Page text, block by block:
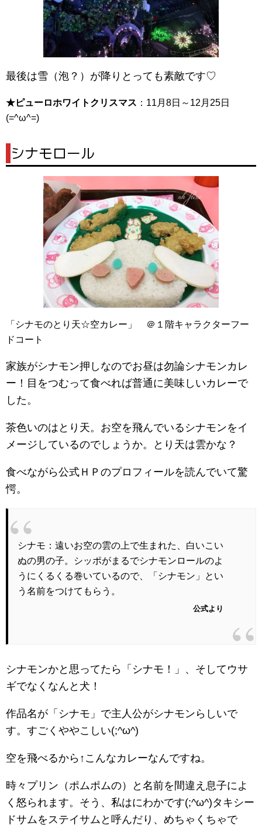
最後は雪（泡？）が降りとっても素敵です♡
★ピューロホワイトクリスマス ：11月8日～12月25日
(=^ω^=)
シナモロール
「シナモのとり天☆空カレー」 ＠１階キャラクターフー
ドコート
家族がシナモン押しなのでお昼は勿論シナモンカレ
ー！目をつむって食べれば普通に美味しいカレーで
した。
茶色いのはとり天。お空を飛んでいるシナモンをイ
メージしているのでしょうか。とり天は雲かな？
食べながら公式ＨＰのプロフィールを読んでいて驚
愕。
シナモ：遠いお空の雲の上で生まれた、白いこい
ぬの男の子。シッポがまるでシナモンロールのよ
うにくるくる巻いているので、「シナモン」とい
う名前をつけてもらう。
公式より
シナモンかと思ってたら「シナモ！」、そしてウサ
ギでなくなんと犬！
作品名が「シナモ」で主人公がシナモンらしいで
す。すごくややこしい(;^ω^)
空を飛べるから↑こんなカレーなんですね。
時々プリン（ポムポムの）と名前を間違え息子によ
く怒られます。そう、私はにわかです(;^ω^)タキシー
ドサムをステイサムと呼んだり、めちゃくちゃで